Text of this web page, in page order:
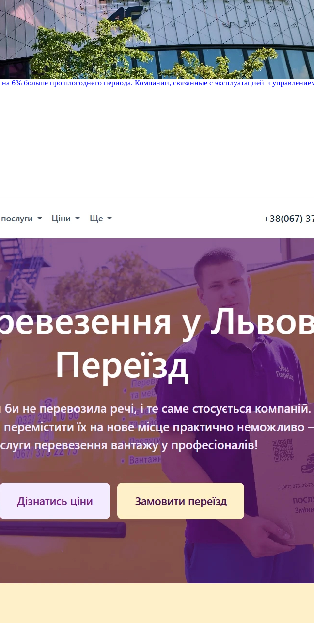
6% больше прошлогоднего периода. Компании, связанные с эксплуатацией и